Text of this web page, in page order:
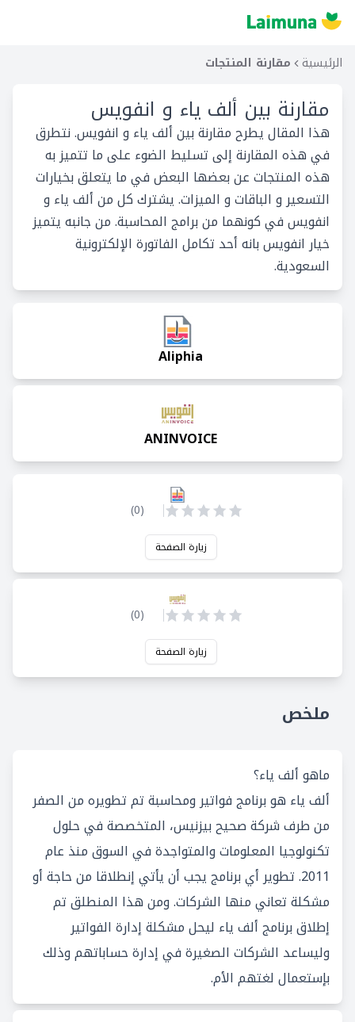
الرئيسية مقارنة المنتجات
مقارنة بين ألف ياء و انفويس
هذا المقال يطرح مقارنة بين ألف ياء و انفويس. نتطرق
في هذه المقارنة إلى تسليط الضوء على ما تتميز به
هذه المنتجات عن بعضها البعض في ما يتعلق بخيارات
التسعير و الباقات و الميزات. يشترك كل من ألف ياء و
انفويس في كونهما من برامج المحاسبة. من جانبه يتميز
خيار انفويس بانه أحد تكامل الفاتورة الإلكترونية
السعودية.
Aliphia
ANINVOICE
(
0
)
زيارة الصفحة
(
0
)
زيارة الصفحة
ملخص
ماهو ألف ياء؟
ألف ياء هو برنامج فواتير ومحاسبة تم تطويره من الصفر
من طرف شركة صحيح بيزنيس، المتخصصة في حلول
تكنولوجيا المعلومات والمتواجدة في السوق منذ عام
2011. تطوير أي برنامج يجب أن يأتي إنطلاقا من حاجة أو
مشكلة تعاني منها الشركات. ومن هذا المنطلق تم
إطلاق برنامج ألف ياء ليحل مشكلة إدارة الفواتير
وليساعد الشركات الصغيرة في إدارة حساباتهم وذلك
بإستعمال لغتهم الأم.